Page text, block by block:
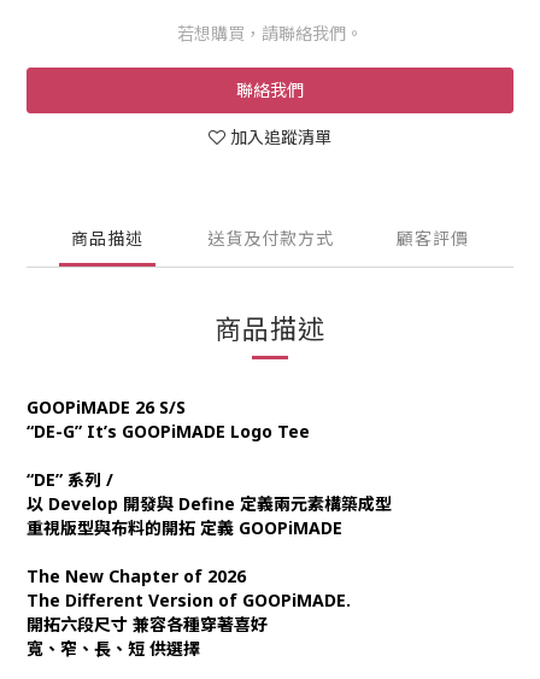
若想購買，請聯絡我們。
聯絡我們
加入追蹤清單
商品描述 送貨及付款方式 顧客評價
商品描述
GOOPiMADE 26 S/S
“DE-G” It’s GOOPiMADE Logo Tee
“DE” 系列 /
以 Develop 開發與 Define 定義兩元素構築成型
重視版型與布料的開拓 定義 GOOPiMADE
The New Chapter of 2026
The Different Version of GOOPiMADE.
開拓六段尺寸 兼容各種穿著喜好
寬、窄、長、短 供選擇